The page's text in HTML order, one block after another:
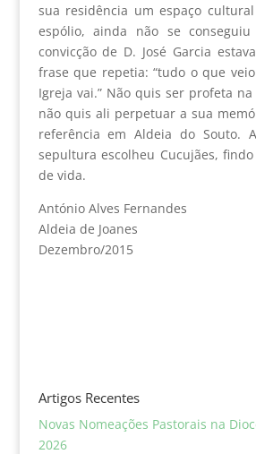
sua residência um espaço
espólio, ainda não se
convicção de D. José Garcia
frase que repetia: “tudo o que
Igreja vai.” Não quis ser profeta
não quis ali perpetuar a sua
referência em Aldeia do Souto.
sepultura escolheu Cucujães,
de vida.
António Alves Fernandes
Aldeia de Joanes
Dezembro/2015
Artigos Recentes
Novas Nomeações Pastorais na
2026